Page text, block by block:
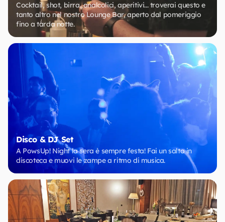
Cocktail, shot, birra, analcolici, aperitivi... troverai questo e
tanto altro nel nostro Lounge Bar, aperto dal pomeriggio
fino a tarda notte.
Disco & DJ Set
A PowsUp! Night la sera è sempre festa! Fai un salto in
discoteca e muovi le zampe a ritmo di musica.